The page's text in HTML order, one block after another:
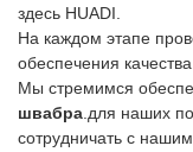
здесь HUADI.
На каждом этапе
обеспечения
Мы стремимся
швабра.для наших
сотрудничать с